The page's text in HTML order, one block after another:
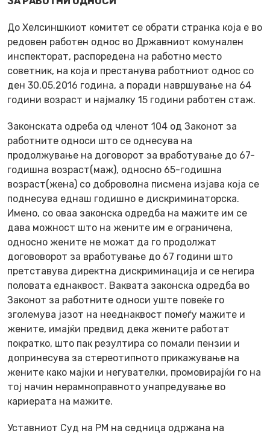
До Хелсиншкиот комитет се обрати странка која е во
редовен работен однос во Државниот комунален
инспекторат, распоредена на работно место
советник, на која и престанува работниот однос со
ден 30.05.2016 година, а поради навршување на 64
години возраст и најмалку 15 години работен стаж.
Законската одреба од членот 104 од Законот за
работните односи што се однесува на
продолжување на договорот за вработување до 67-
годишна возраст(маж), односно 65-годишна
возраст(жена) со доброволна писмена изјава која се
поднесува еднаш годишно е дискриминаторска.
Имено, со оваа законска одредба на мажите им се
дава можност што на жените им е ограничена,
односно жените не можат да го продолжат
догововорот за вработување до 67 години што
претставува директна дискриминација и се негира
половата еднаквост. Ваквата законска одредба во
Законот за работните односи уште повеќе го
зголемува јазот на нееднаквост помеѓу мажите и
жените, имајќи предвид дека жените работат
пократко, што пак резултира со помали пензии и
допринесува за стереотипното прикажување на
жените како мајки и негувателки, промовирајќи го на
тој начин нерамноправното унапредување во
кариерата на мажите.
Уставниот Суд на РМ на седница одржана на